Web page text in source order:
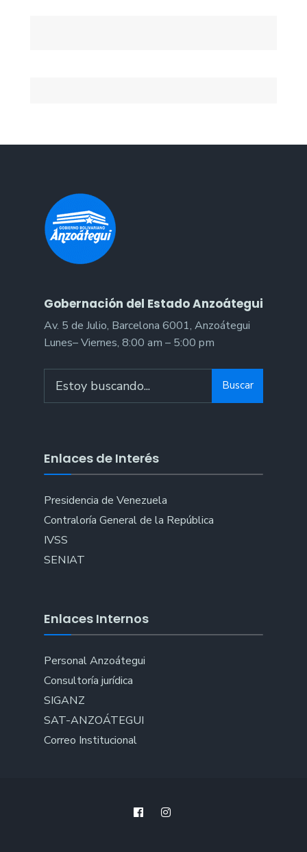
Gobernación del Estado Anzoátegui
Av. 5 de Julio, Barcelona 6001, Anzoátegui
Lunes– Viernes, 8:00 am – 5:00 pm
for:
Buscar
Enlaces de Interés
Presidencia de Venezuela
Contraloría General de la República
IVSS
SENIAT
Enlaces Internos
Personal Anzoátegui
Consultoría jurídica
SIGANZ
SAT-ANZOÁTEGUI
Correo Institucional